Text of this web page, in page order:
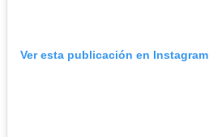
Ver esta publicación en Instagram